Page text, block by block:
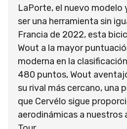
LaPorte, el nuevo modelo
ser una herramienta sin
Francia de 2022, esta
Wout a la mayor
moderna en la
480 puntos, Wout
su rival más cercano, una
que Cervélo sigue
aerodinámicas a nuestros